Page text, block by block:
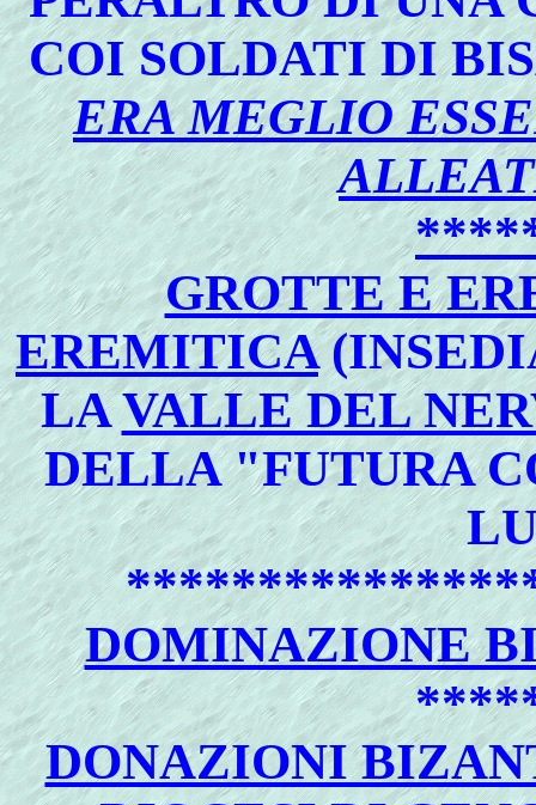
COI SOLDATI DI
ERA MEGLIO
GROTTE E
EREMITICA
LAVALLE DEL
DELLA "FUTURA
DOMINAZIONE
DONAZIONI